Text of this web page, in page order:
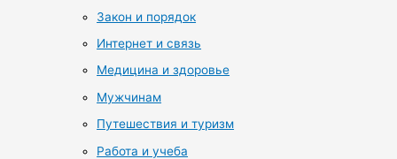
Закон и порядок
Интернет и связь
Медицина и здоровье
Мужчинам
Путешествия и туризм
Работа и учеба